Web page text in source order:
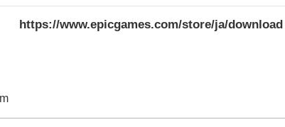
https://www.epicgames.com/store/ja/download